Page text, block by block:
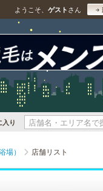
ようこそ、 ゲスト さん
入り
場） 店舗リスト